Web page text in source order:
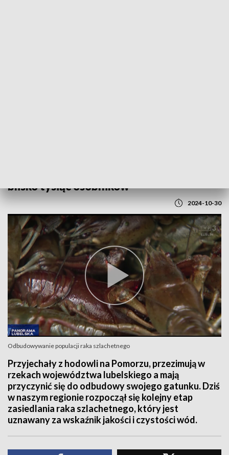
blisko tysiąc osobników
2024-10-30
Odbudowywanie populacji raka szlachetnego
Przyjechały z hodowli na Pomorzu, przezimują w
rzekach województwa lubelskiego a mają
przyczynić się do odbudowy swojego gatunku. Dziś
w naszym regionie rozpoczął się kolejny etap
zasiedlania raka szlachetnego, który jest
uznawany za wskaźnik jakości i czystości wód.